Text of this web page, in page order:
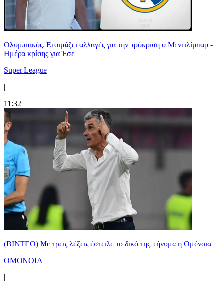
Ολυμπιακός: Ετοιμάζει αλλαγές για την πρόκριση ο Μεντιλίμπαρ -
Ημέρα κρίσης για Έσε
Super League
|
11:32
(ΒΙΝΤΕΟ) Με τρεις λέξεις έστειλε το δικό της μήνυμα η Ομόνοια
ΟΜΟΝΟΙΑ
|